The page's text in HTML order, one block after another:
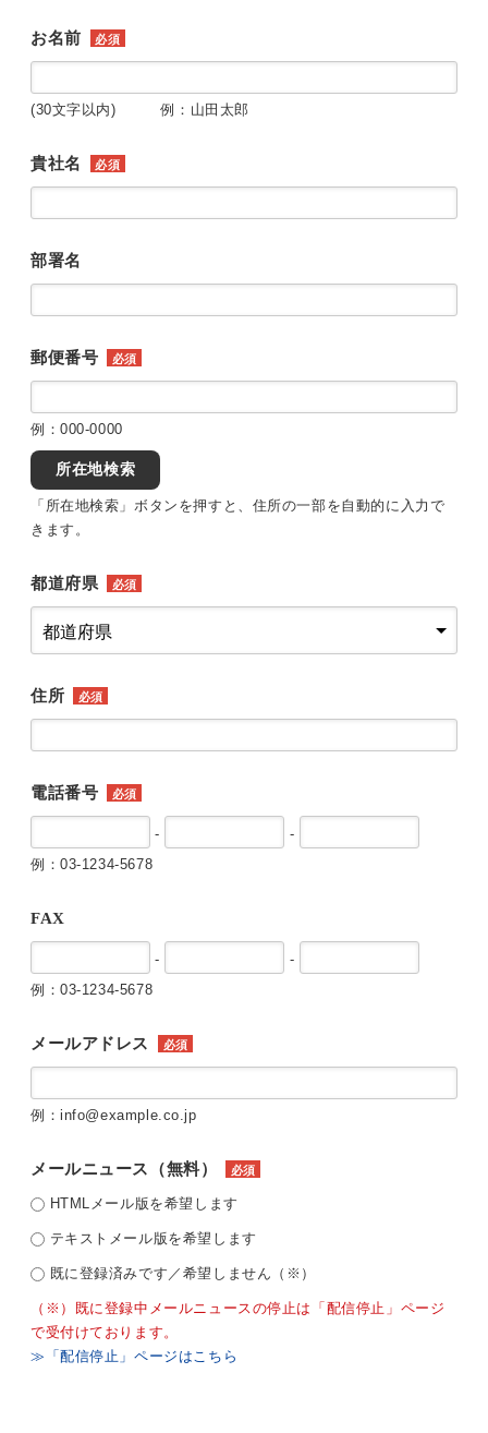
お名前 必須
(30文字以内) 例：山田太郎
貴社名 必須
部署名
郵便番号 必須
例：000-0000
所在地検索
「所在地検索」ボタンを押すと、住所の一部を自動的に入力で
きます。
都道府県 必須
住所 必須
電話番号 必須
-
-
例：03-1234-5678
FAX
-
-
例：03-1234-5678
メールアドレス 必須
例：info@example.co.jp
メールニュース（無料） 必須
HTMLメール版を希望します
テキストメール版を希望します
既に登録済みです／希望しません（※）
（※）既に登録中メールニュースの停止は「配信停止」ページ
で受付けております。
≫「配信停止」ページはこちら